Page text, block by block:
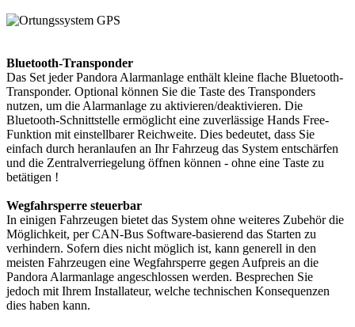
Bluetooth-Transponder
Das Set jeder Pandora Alarmanlage enthält kleine flache Bluetooth-
Transponder. Optional können Sie die Taste des Transponders
nutzen, um die Alarmanlage zu aktivieren/deaktivieren. Die
Bluetooth-Schnittstelle ermöglicht eine zuverlässige Hands Free-
Funktion mit einstellbarer Reichweite. Dies bedeutet, dass Sie
einfach durch heranlaufen an Ihr Fahrzeug das System entschärfen
und die Zentralverriegelung öffnen können - ohne eine Taste zu
betätigen !
Wegfahrsperre steuerbar
In einigen Fahrzeugen bietet das System ohne weiteres Zubehör die
Möglichkeit, per CAN-Bus Software-basierend das Starten zu
verhindern. Sofern dies nicht möglich ist, kann generell in den
meisten Fahrzeugen eine Wegfahrsperre gegen Aufpreis an die
Pandora Alarmanlage angeschlossen werden. Besprechen Sie
jedoch mit Ihrem Installateur, welche technischen Konsequenzen
dies haben kann.